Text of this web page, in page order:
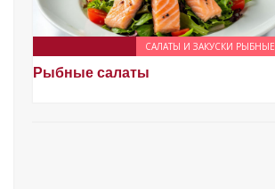
САЛАТЫ И ЗАКУСКИ РЫБНЫЕ
Рыбные салаты